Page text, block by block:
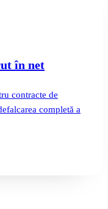
în net
contracte de
completă a